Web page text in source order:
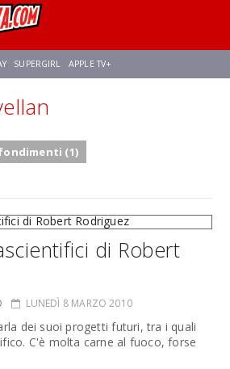
SUPERGIRL APPLE TV+
AVENGERS: DOOMSDAY
(1)
di Robert
LUNEDÌ 8 MARZO 2010
dei suoi progetti futuri, tra i quali
C'è molta carne al fuoco, forse